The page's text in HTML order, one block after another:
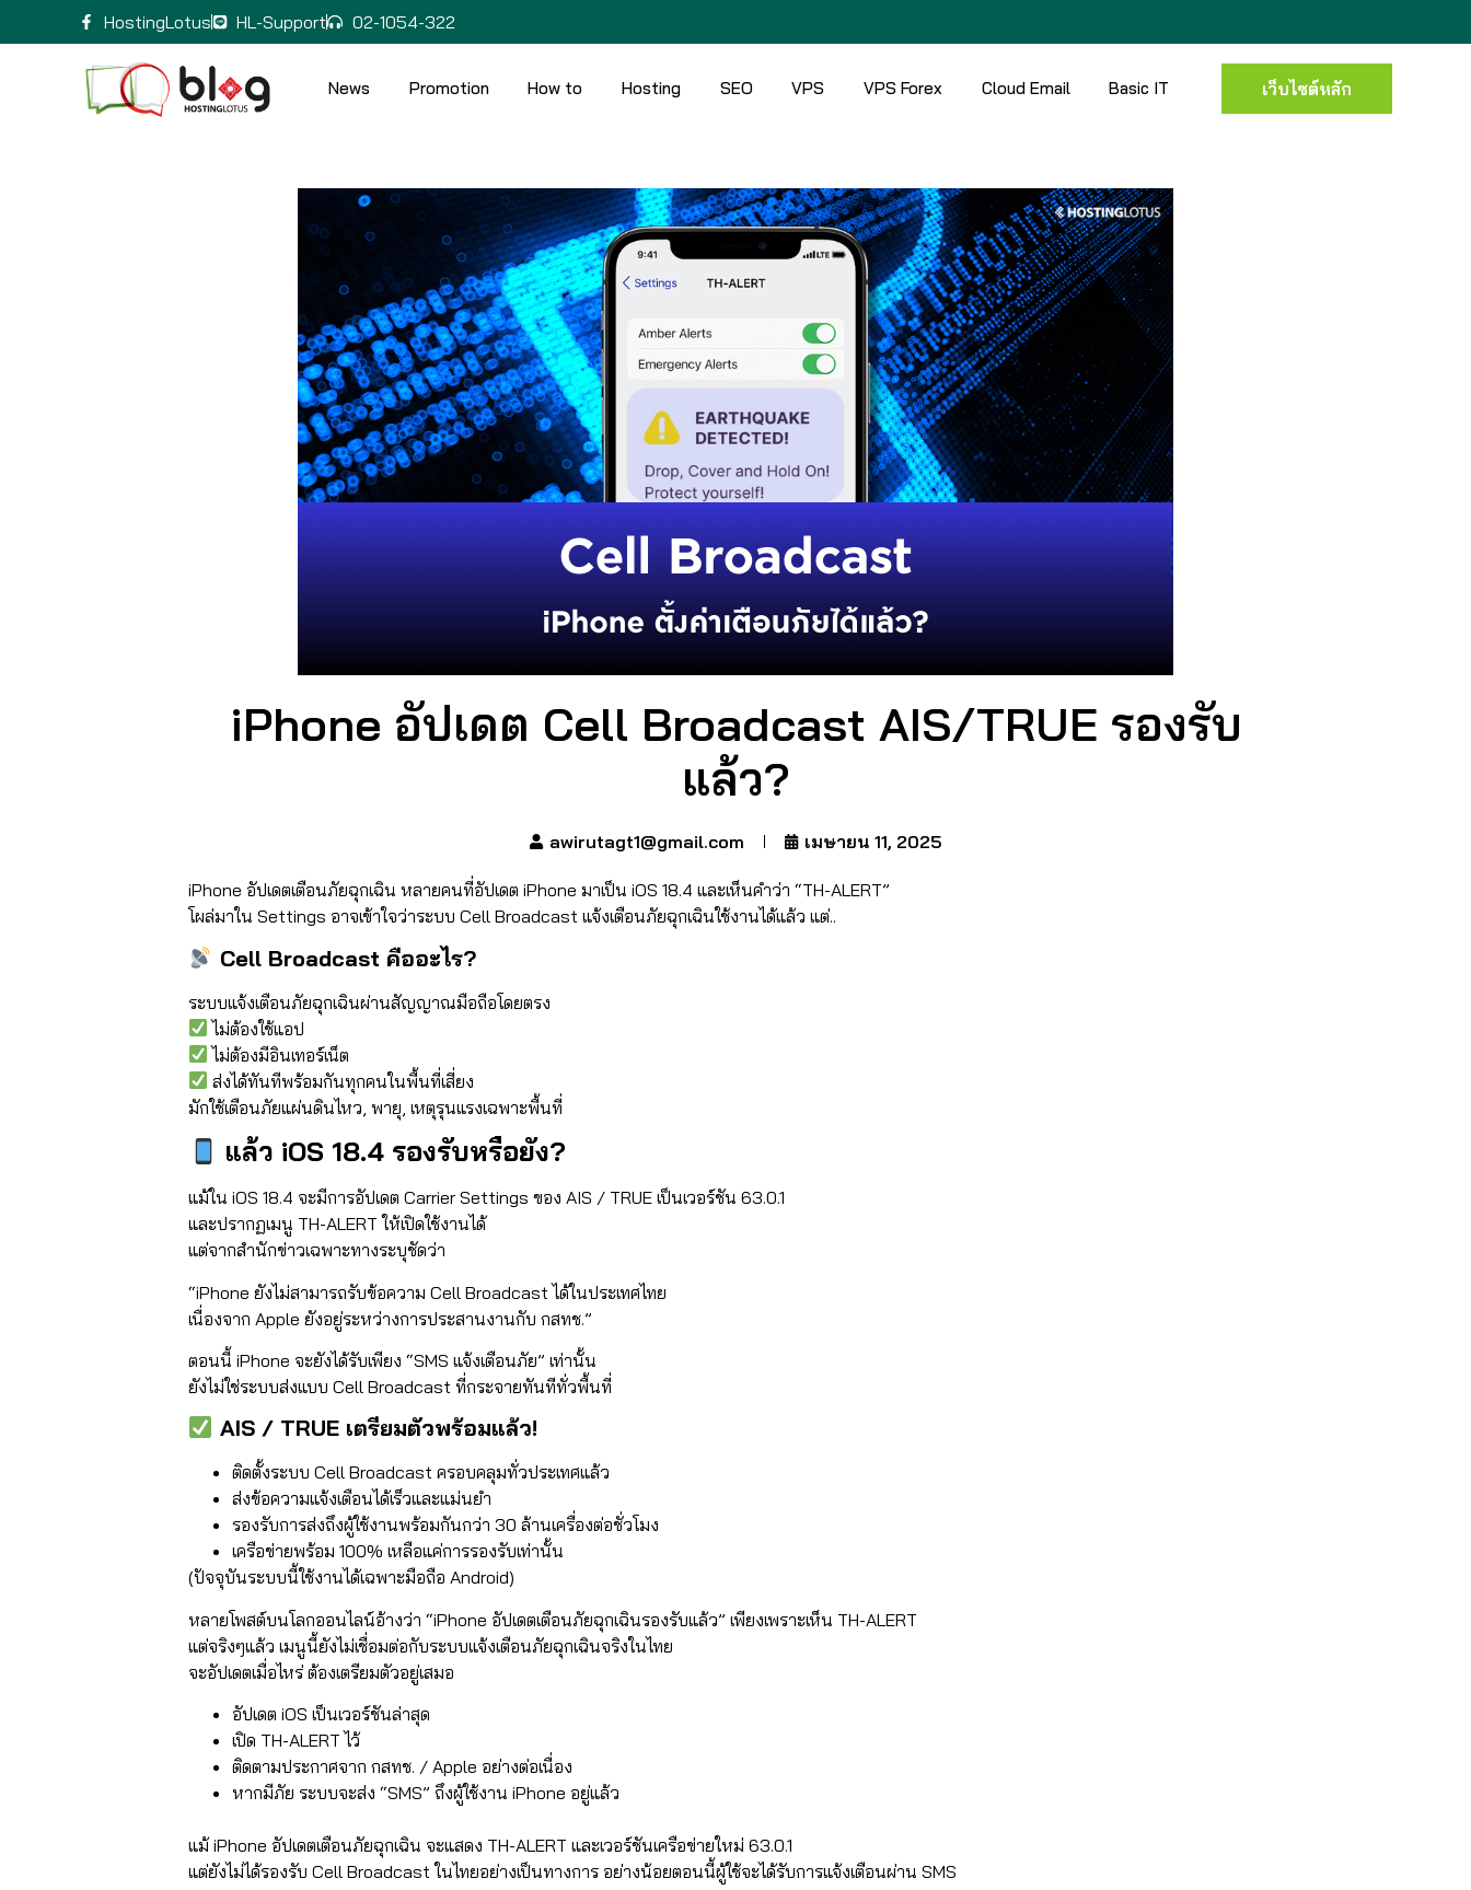
HostingLotus HL-Support 02-1054-322
News Promotion How to Hosting SEO VPS VPS Forex Cloud Email Basic IT เว็บไซต์หลัก
iPhone อัปเดต Cell Broadcast AIS/TRUE รองรับ
แล้ว?
awirutagt1@gmail.com เมษายน 11, 2025
iPhone อัปเดตเตือนภัยฉุกเฉิน หลายคนที่อัปเดต iPhone มาเป็น iOS 18.4 และเห็นคำว่า “TH-ALERT”
โผล่มาใน Settings อาจเข้าใจว่าระบบ Cell Broadcast แจ้งเตือนภัยฉุกเฉินใช้งานได้แล้ว แต่..
Cell Broadcast คืออะไร?
ระบบแจ้งเตือนภัยฉุกเฉินผ่านสัญญาณมือถือโดยตรง
ไม่ต้องใช้แอป
ไม่ต้องมีอินเทอร์เน็ต
ส่งได้ทันทีพร้อมกันทุกคนในพื้นที่เสี่ยง
มักใช้เตือนภัยแผ่นดินไหว, พายุ, เหตุรุนแรงเฉพาะพื้นที่
แล้ว iOS 18.4 รองรับหรือยัง?
แม้ใน iOS 18.4 จะมีการอัปเดต Carrier Settings ของ AIS / TRUE เป็นเวอร์ชัน 63.0.1
และปรากฏเมนู TH-ALERT ให้เปิดใช้งานได้
แต่จากสำนักข่าวเฉพาะทางระบุชัดว่า
“iPhone ยังไม่สามารถรับข้อความ Cell Broadcast ได้ในประเทศไทย
เนื่องจาก Apple ยังอยู่ระหว่างการประสานงานกับ กสทช.”
ตอนนี้ iPhone จะยังได้รับเพียง “SMS แจ้งเตือนภัย” เท่านั้น
ยังไม่ใช่ระบบส่งแบบ Cell Broadcast ที่กระจายทันทีทั่วพื้นที่
AIS / TRUE เตรียมตัวพร้อมแล้ว!
ติดตั้งระบบ Cell Broadcast ครอบคลุมทั่วประเทศแล้ว
ส่งข้อความแจ้งเตือนได้เร็วและแม่นยำ
รองรับการส่งถึงผู้ใช้งานพร้อมกันกว่า 30 ล้านเครื่องต่อชั่วโมง
เครือข่ายพร้อม 100% เหลือแค่การรองรับเท่านั้น
(ปัจจุบันระบบนี้ใช้งานได้เฉพาะมือถือ Android)
หลายโพสต์บนโลกออนไลน์อ้างว่า “iPhone อัปเดตเตือนภัยฉุกเฉินรองรับแล้ว” เพียงเพราะเห็น TH-ALERT
แต่จริงๆแล้ว เมนูนี้ยังไม่เชื่อมต่อกับระบบแจ้งเตือนภัยฉุกเฉินจริงในไทย
จะอัปเดตเมื่อไหร่ ต้องเตรียมตัวอยู่เสมอ
อัปเดต iOS เป็นเวอร์ชันล่าสุด
เปิด TH-ALERT ไว้
ติดตามประกาศจาก กสทช. / Apple อย่างต่อเนื่อง
หากมีภัย ระบบจะส่ง “SMS” ถึงผู้ใช้งาน iPhone อยู่แล้ว
แม้ iPhone อัปเดตเตือนภัยฉุกเฉิน จะแสดง TH-ALERT และเวอร์ชันเครือข่ายใหม่ 63.0.1
แต่ยังไม่ได้รองรับ Cell Broadcast ในไทยอย่างเป็นทางการ อย่างน้อยตอนนี้ผู้ใช้จะได้รับการแจ้งเตือนผ่าน SMS